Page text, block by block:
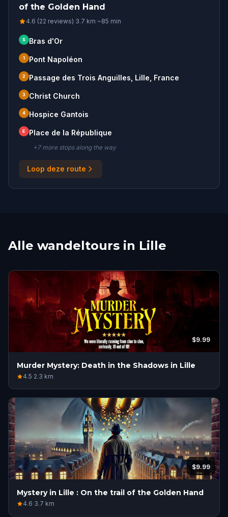
of the Golden Hand
4.6 (22 reviews)·3.7 km·~85 min
S Bras d'Or
1 Pont Napoléon
2 Passage des Trois Anguilles, Lille, France
3 Christ Church
4 Hospice Gantois
E Place de la République
+7more stopsalong the way
Loop deze route
Alle wandeltours in Lille
$9.99
Murder Mystery: Death in the Shadows in Lille
4.5·2.3 km
$9.99
Mystery in Lille : On the trail of the Golden Hand
4.6·3.7 km